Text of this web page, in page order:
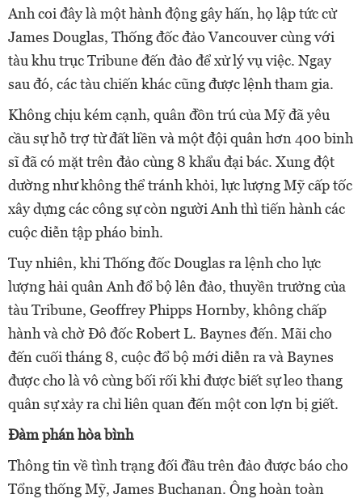
Anh coi đây là một hành động gây hấn, họ lập tức cử
James Douglas, Thống đốc đảo Vancouver cùng với
tàu khu trục Tribune đến đảo để xử lý vụ việc. Ngay
sau đó, các tàu chiến khác cũng được lệnh tham gia.
Không chịu kém cạnh, quân đồn trú của Mỹ đã yêu
cầu sự hỗ trợ từ đất liền và một đội quân hơn 400 binh
sĩ đã có mặt trên đảo cùng 8 khẩu đại bác. Xung đột
dường như không thể tránh khỏi, lực lượng Mỹ cấp tốc
xây dựng các công sự còn người Anh thì tiến hành các
cuộc diễn tập pháo binh.
Tuy nhiên, khi Thống đốc Douglas ra lệnh cho lực
lượng hải quân Anh đổ bộ lên đảo, thuyền trưởng của
tàu Tribune, Geoffrey Phipps Hornby, không chấp
hành và chờ Đô đốc Robert L. Baynes đến. Mãi cho
đến cuối tháng 8, cuộc đổ bộ mới diễn ra và Baynes
được cho là vô cùng bối rối khi được biết sự leo thang
quân sự xảy ra chỉ liên quan đến một con lợn bị giết.
Đàm phán hòa bình
Thông tin về tình trạng đối đầu trên đảo được báo cho
Tổng thống Mỹ, James Buchanan. Ông hoàn toàn